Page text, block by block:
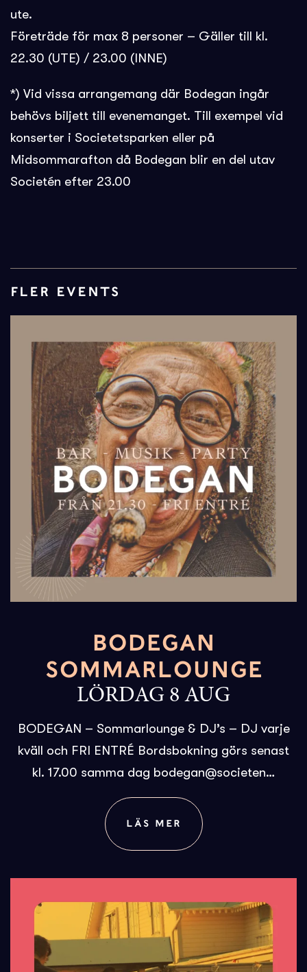
ute.
Företräde för max 8 personer – Gäller till kl.
22.30 (UTE) / 23.00 (INNE)
*) Vid vissa arrangemang där Bodegan ingår
behövs biljett till evenemanget. Till exempel vid
konserter i Societetsparken eller på
Midsommarafton då Bodegan blir en del utav
Societén efter 23.00
FLER EVENTS
BODEGAN
SOMMARLOUNGE
LÖRDAG 8 AUG
BODEGAN – Sommarlounge & DJ’s – DJ varje
kväll och FRI ENTRÉ Bordsbokning görs senast
kl. 17.00 samma dag bodegan@societen…
LÄS MER